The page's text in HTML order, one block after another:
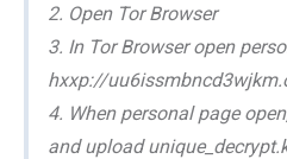
2. Open Tor Browser
3. In Tor Browser open
hxxp://
4. When personal page
and upload